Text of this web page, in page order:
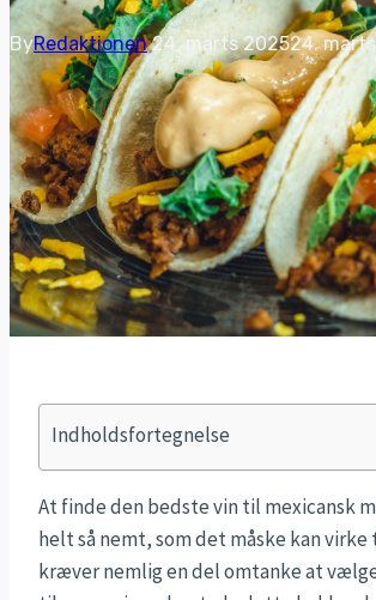
ByRedaktionen 24. marts 202524.
Indholdsfortegnelse
At finde den bedste vin til mexicansk
helt så nemt, som det måske kan
kræver nemlig en del omtanke at